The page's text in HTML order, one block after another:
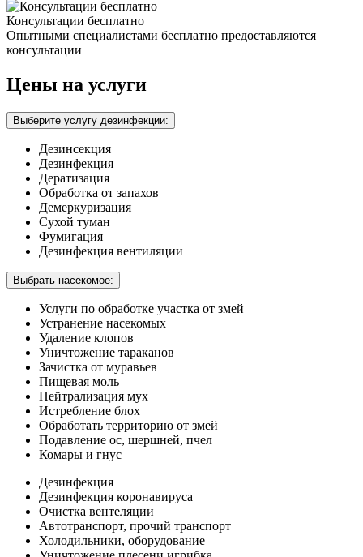
Консультации бесплатно
Опытными специалистами бесплатно предоставляются
консультации
Цены на услуги
Выберите услугу дезинфекции:
Дезинсекция
Дезинфекция
Дератизация
Обработка от запахов
Демеркуризация
Сухой туман
Фумигация
Дезинфекция вентиляции
Выбрать насекомое:
Услуги по обработке участка от змей
Устранение насекомых
Удаление клопов
Уничтожение тараканов
Зачистка от муравьев
Пищевая моль
Нейтрализация мух
Истребление блох
Обработать территорию от змей
Подавление ос, шершней, пчел
Комары и гнус
Дезинфекция
Дезинфекция коронавируса
Очистка вентеляции
Автотранспорт, прочий транспорт
Холодильники, оборудование